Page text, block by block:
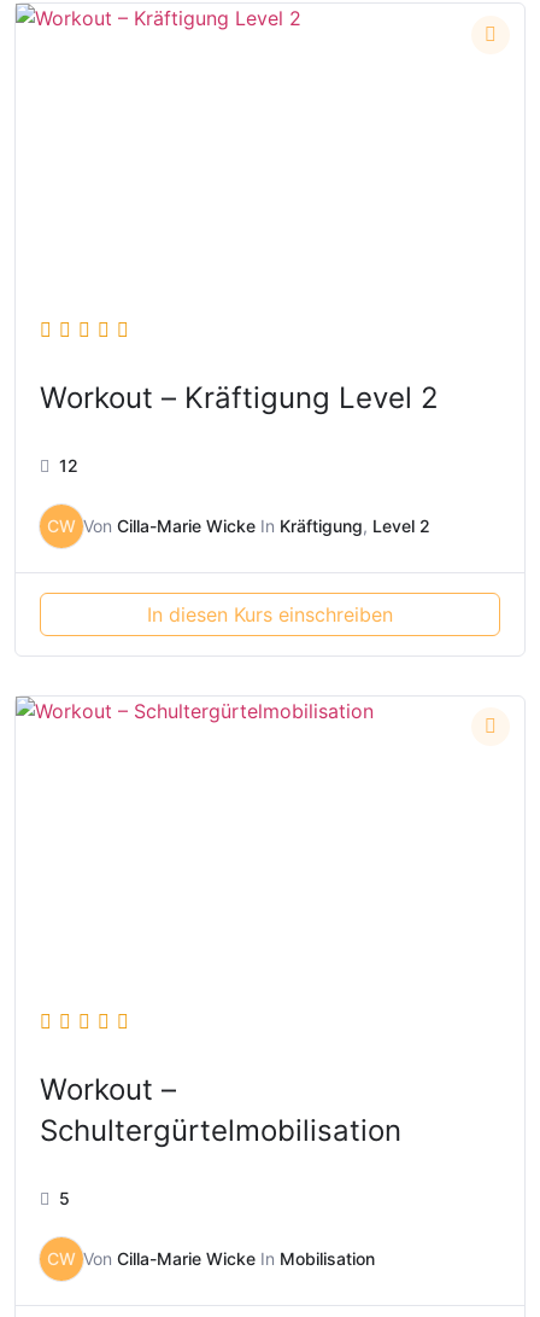
Workout – Kräftigung Level 2
12
CW Von Cilla-Marie Wicke In Kräftigung, Level 2
In diesen Kurs einschreiben
Workout –
Schultergürtelmobilisation
5
CW Von Cilla-Marie Wicke In Mobilisation